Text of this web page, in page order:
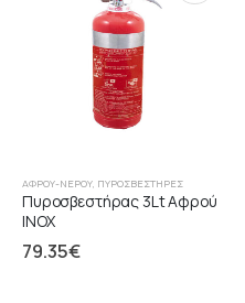
ΑΦΡΟΎ-ΝΕΡΟΎ, ΠΥΡΟΣΒΕΣΤΉΡΕΣ
Πυροσβεστήρας 3Lt Αφρού
INOX
79.35€